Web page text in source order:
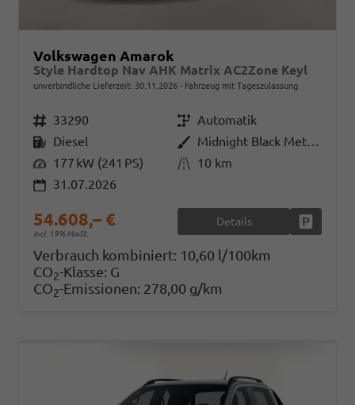
Volkswagen Amarok
Style Hardtop Nav AHK Matrix AC2Zone Keyl
unverbindliche Lieferzeit: 30.11.2026 Fahrzeug mit Tageszulassung
Fahrzeugnr. 33290 GetriebeAutomatik
Kraftstoff Diesel Außenfarbe
Midnight Black Metallic
Leistung 177 kW (241 PS) Kilometerstand 10 km
31.07.2026
54.608,– €
incl. 19% MwSt.
Details
Verbrauch kombiniert: 10,60 l/100km
CO2-Klasse: G
CO2-Emissionen: 278,00 g/km